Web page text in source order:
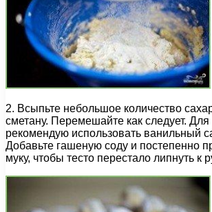
2. Всыпьте небольшое количество
сметану. Перемешайте как следует.
рекомендую использовать ванильный
Добавьте гашеную соду и постепенно
муку, чтобы тесто перестало липнуть к